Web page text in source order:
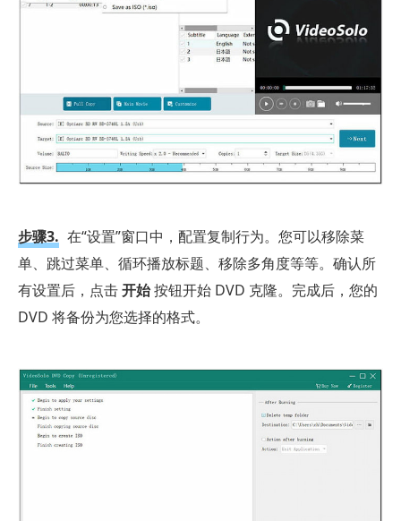
步骤3. 在“设置”窗口中，配置复制行为。您可以移除菜
单、跳过菜单、循环播放标题、移除多角度等等。确认所
有设置后，点击开始按钮开始 DVD 克隆。完成后，您的
DVD 将备份为您选择的格式。